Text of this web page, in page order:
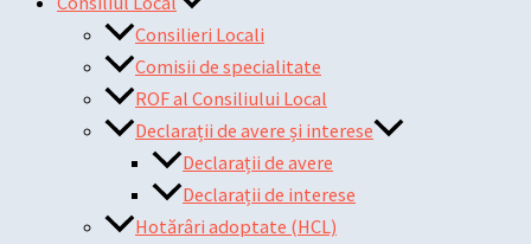
Consilieri Locali
Comisii de specialitate
ROF al Consiliului Local
Declarații de avere și interese
Declarații de avere
Declarații de interese
Hotărâri adoptate (HCL)